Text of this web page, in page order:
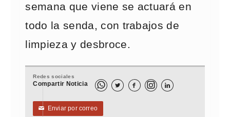
semana que viene se actuará en
todo la senda, con trabajos de
limpieza y desbroce.
Redes sociales
Compartir Noticia   
✉ Enviar por correo